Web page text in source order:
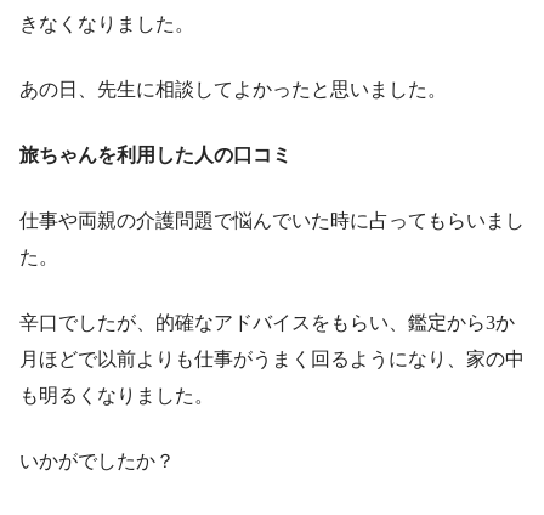
きなくなりました。
あの日、先生に相談してよかったと思いました。
旅ちゃんを利用した人の口コミ
仕事や両親の介護問題で悩んでいた時に占ってもらいまし
た。
辛口でしたが、的確なアドバイスをもらい、鑑定から3か
月ほどで以前よりも仕事がうまく回るようになり、家の中
も明るくなりました。
いかがでしたか？